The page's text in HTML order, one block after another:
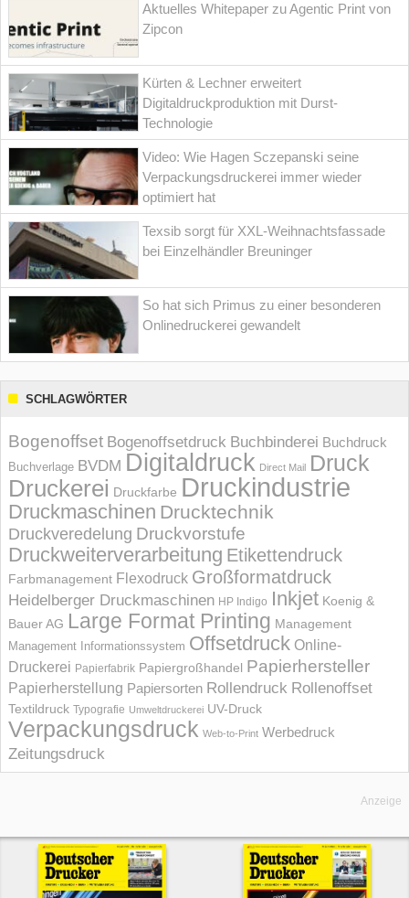
Aktuelles Whitepaper zu Agentic Print von
Zipcon
Kürten & Lechner erweitert
Digitaldruckproduktion mit Durst-
Technologie
Video: Wie Hagen Sczepanski seine
Verpackungsdruckerei immer wieder
optimiert hat
Texsib sorgt für XXL-Weihnachtsfassade
bei Einzelhändler Breuninger
So hat sich Primus zu einer besonderen
Onlinedruckerei gewandelt
SCHLAGWÖRTER
Bogenoffset Bogenoffsetdruck Buchbinderei Buchdruck
Buchverlage BVDM Digitaldruck Direct Mail Druck
Druckerei Druckfarbe Druckindustrie
Druckmaschinen Drucktechnik
Druckveredelung Druckvorstufe
Druckweiterverarbeitung Etikettendruck
Farbmanagement Flexodruck Großformatdruck
Heidelberger Druckmaschinen HP Indigo Inkjet Koenig &
Bauer AG Large Format Printing Management
Management Informations­system Offsetdruck Online-
Druckerei Papierfabrik Papiergroßhandel Papierhersteller
Papierherstellung Papiersorten Rollendruck Rollenoffset
Textildruck Typografie Umweltdruckerei UV-Druck
Verpackungsdruck Web-to-Print Werbedruck
Zeitungsdruck
Anzeige